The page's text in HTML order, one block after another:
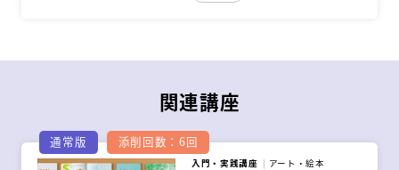
関連講座
通常版 添削回数：6回
入門・実践講座 アート・絵本